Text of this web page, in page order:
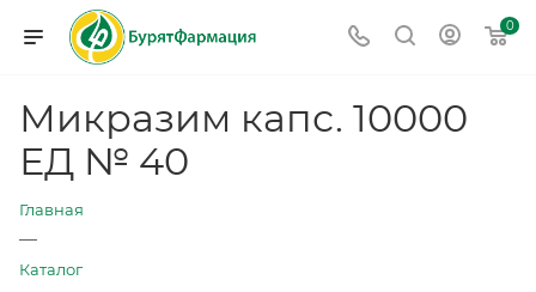
0
Микразим капс. 10000
ЕД № 40
Главная
—
Каталог